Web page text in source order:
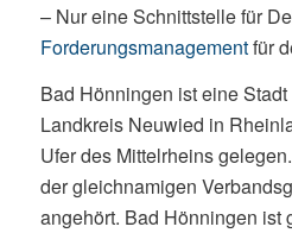
– Nur eine Schnittstelle für
Forderungsmanagementfür
Bad Hönningen ist eine
Landkreis Neuwied in
Ufer des Mittelrheins
der gleichnamigen
angehört. Bad Hönningen ist